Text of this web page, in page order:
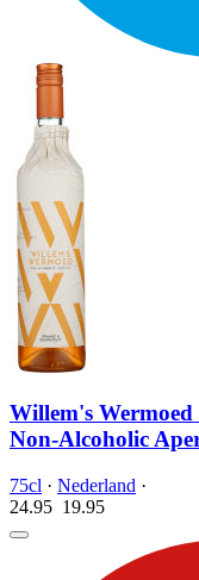
Willem's
Non-Alcoholic
75cl · Nederland ·
24.95 19.95